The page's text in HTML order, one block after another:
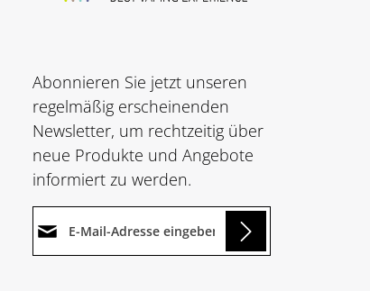
Abonnieren Sie jetzt unseren
regelmäßig erscheinenden
Newsletter, um rechtzeitig über
neue Produkte und Angebote
informiert zu werden.